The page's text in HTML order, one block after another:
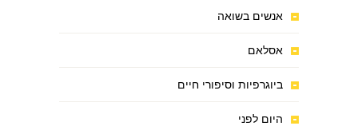
אנשים בשואה
אסלאם
ביוגרפיות וסיפורי חיים
היום לפני